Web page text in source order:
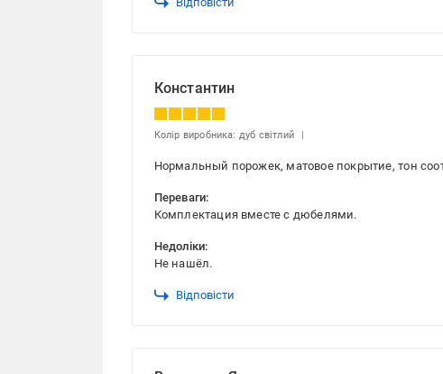
Константин
Колір виробника: дуб світлий
Нормальный порожек, матовое покрытие, тон
Переваги:
Комплектация вместе с дюбелями.
Недоліки:
Не нашёл.
Відповісти